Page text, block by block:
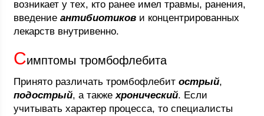
возникает у тех, кто ранее имел травмы, ранения,
введениеантибиотиков и концентрированных
лекарств внутривенно.
Симптомы тромбофлебита
Принято различать тромбофлебитострый,
подострый, а такжехронический. Если
учитывать характер процесса, то специалисты